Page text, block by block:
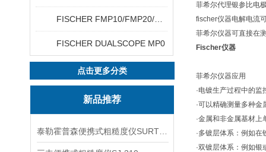
FISCHER DUALSCOPE MP0
点击更多分类
新品推荐
菲希尔代理银参比电
fischer仪器电解电流
菲希尔仪器可直接在
Fischer仪器
菲希尔仪器应用
·电镀生产过程中的
·可以精确测量多种
·金属和非金属基材
·多镀层体系：例如
·双镀层体系：例如